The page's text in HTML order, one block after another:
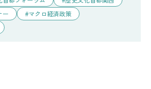
ー
マクロ経済政策